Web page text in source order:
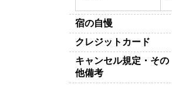
宿の自慢
クレジットカード
キャンセル規定・その
他備考